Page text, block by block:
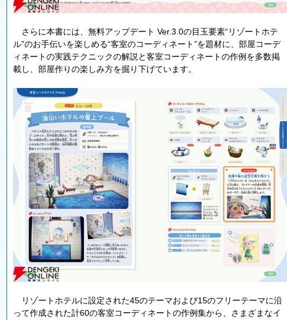
さらに本書には、無料アップデート Ver.3.0の目玉要素“リゾートホテ
ル”のお手伝いを楽しめる“客室のコーディネート”を題材に、部屋コーデ
ィネートの実践テクニックの解説と客室コーディネートの作例を多数掲
載し、部屋作りの楽しみ方を掘り下げています。
リゾートホテルに設定された45のテーマおよび15のフリーテーマに沿
って作成された計60の客室コーディネートの作例集から、さまざまなイ